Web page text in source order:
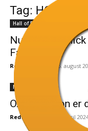
Tag: HOF
Hall of Fame
Nu kan
Fame
Redaktionen 25. august
NFL
O.J. Simpson er
Redaktionen 11. april